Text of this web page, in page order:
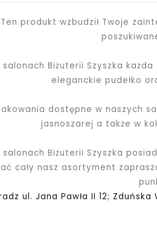
Ten produkt wzbudził Twoje
salonach Biżuterii Szyszka
eleganckie pudełko
dostępne w naszych
jasnoszarej a także w
salonach Biżuterii Szyszka
cały nasz asortyment
ul. Jana Pawła II 12;